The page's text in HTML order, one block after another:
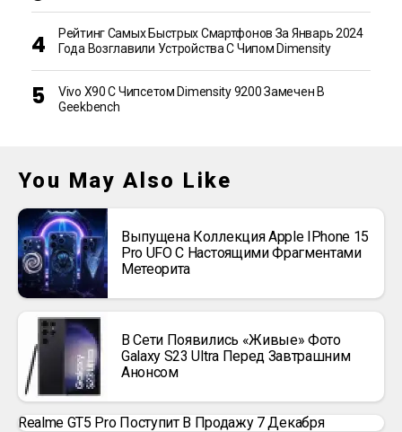
Рейтинг Самых Быстрых Смартфонов За Январь 2024
Года Возглавили Устройства С Чипом Dimensity
Vivo X90 С Чипсетом Dimensity 9200 Замечен В
Geekbench
You May Also Like
Выпущена Коллекция Apple IPhone 15
Pro UFO С Настоящими Фрагментами
Метеорита
В Сети Появились «живые» Фото
Galaxy S23 Ultra Перед Завтрашним
Анонсом
Realme GT5 Pro Поступит В Продажу 7 Декабря